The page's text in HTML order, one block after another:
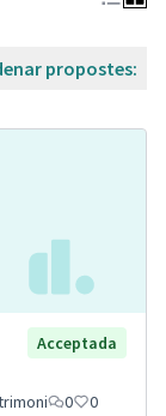
propostes:
Acceptada
0 0